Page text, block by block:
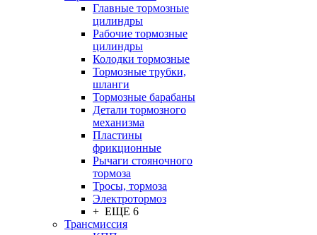
Главные тормозные
цилиндры
Рабочие тормозные
цилиндры
Колодки тормозные
Тормозные трубки,
шланги
Тормозные барабаны
Детали тормозного
механизма
Пластины
фрикционные
Рычаги стояночного
тормоза
Тросы, тормоза
Электротормоз
+ ЕЩЕ 6
Трансмиссия